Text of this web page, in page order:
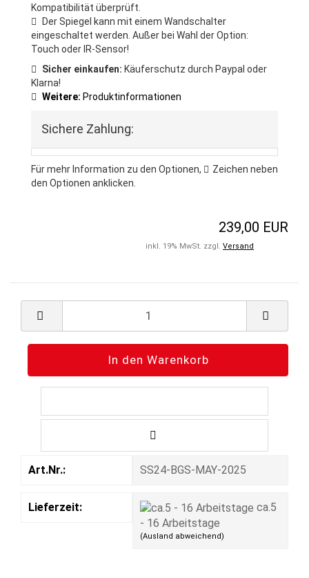
Kompatibilität überprüft.
Der Spiegel kann mit einem Wandschalter
eingeschaltet werden. Außer bei Wahl der Option:
Touch oder IR-Sensor!
Sicher einkaufen: Käuferschutz durch Paypal oder
Klarna!
Weitere: Produktinformationen
Sichere Zahlung:
Für mehr Information zu den Optionen, Zeichen neben
den Optionen anklicken.
239,00 EUR
inkl. 19% MwSt. zzgl. Versand
Art.Nr.: SS24-BGS-MAY-2025
Lieferzeit:
ca.5
- 16 Arbeitstage
(Ausland abweichend)